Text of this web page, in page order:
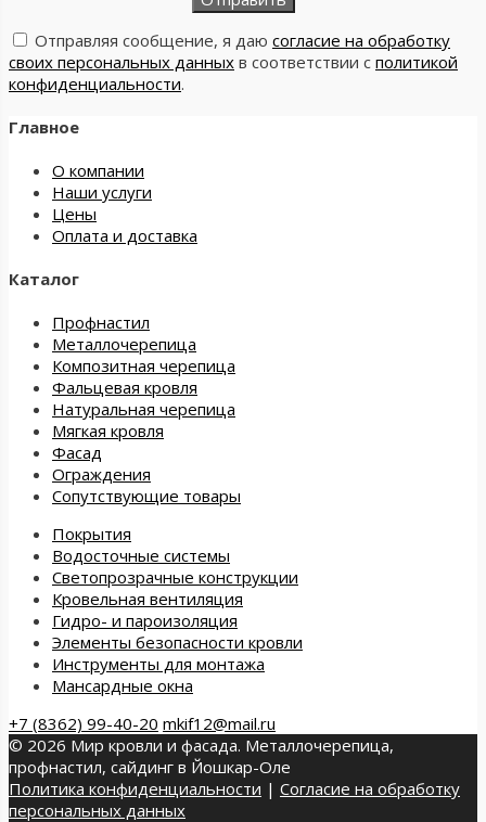
Отправляя сообщение, я даю согласие на обработку
своих персональных данных в соответствии с политикой
конфиденциальности.
Главное
О компании
Наши услуги
Цены
Оплата и доставка
Каталог
Профнастил
Металлочерепица
Композитная черепица
Фальцевая кровля
Натуральная черепица
Мягкая кровля
Фасад
Ограждения
Сопутствующие товары
Покрытия
Водосточные системы
Светопрозрачные конструкции
Кровельная вентиляция
Гидро- и пароизоляция
Элементы безопасности кровли
Инструменты для монтажа
Мансардные окна
+7 (8362) 99-40-20 mkif12@mail.ru
© 2026 Мир кровли и фасада. Металлочерепица,
профнастил, сайдинг в Йошкар-Оле
Политика конфиденциальности | Согласие на обработку
персональных данных